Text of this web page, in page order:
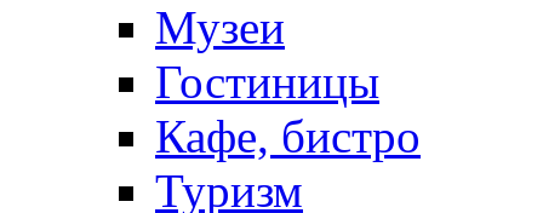
Музеи
Гостиницы
Кафе, бистро
Туризм